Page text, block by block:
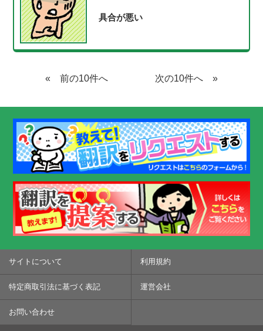
具合が悪い
« »
サイトについて 利用規約
特定商取引法に基づく表記 運営会社
お問い合わせ